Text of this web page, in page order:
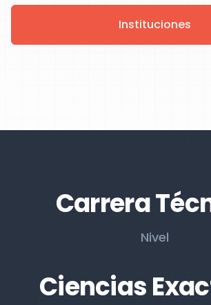
Instituciones
Carrera
Nivel
Ciencias